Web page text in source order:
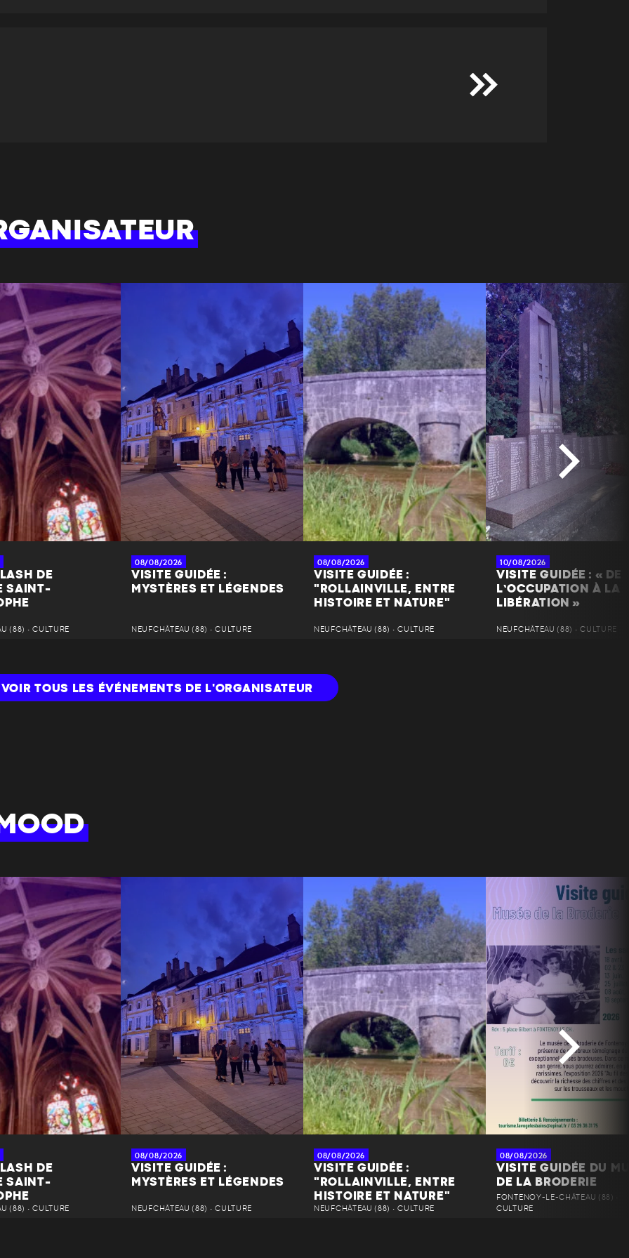
+
−
+
−
+
−
DE
SAINT-
(88) • CULTURE
08/08/2026
VISITE GUIDÉE :
MYSTÈRES ET LÉGENDES
NEUFCHÂTEAU (88) • CULTURE
08/08/2026
VISITE GUIDÉE :
"ROLLAINVILLE, ENTRE
HISTOIRE ET NATURE"
NEUFCHÂTEAU (88) • CULTURE
10/08/2026
VISITE GUIDÉE : « DE
L’OCCUPATION À LA
LIBÉRATION »
NEUFCHÂTEAU (88) • CULTURE
VOIR TOUS LES ÉVÉNEMENTS DE L'ORGANISATEUR
DE
SAINT-
(88) • CULTURE
08/08/2026
VISITE GUIDÉE :
MYSTÈRES ET LÉGENDES
NEUFCHÂTEAU (88) • CULTURE
08/08/2026
VISITE GUIDÉE :
"ROLLAINVILLE, ENTRE
HISTOIRE ET NATURE"
NEUFCHÂTEAU (88) • CULTURE
08/08/2026
VISITE GUIDÉE DU
DE LA BRODERIE
FONTENOY-LE-CHÂTEAU (88) •
CULTURE